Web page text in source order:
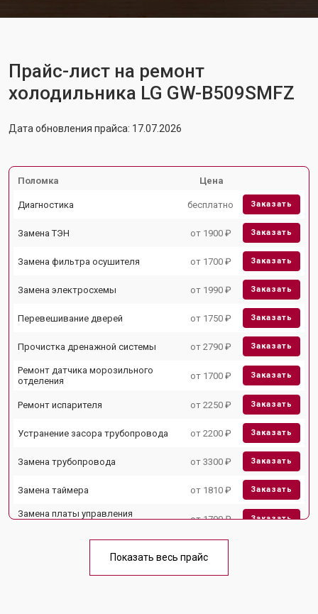
Прайс-лист на ремонт
холодильника LG GW-B509SMFZ
Дата обновления прайса: 17.07.2026
Поломка Цена
Диагностика бесплатно Заказать
Замена ТЭН от 1900 ₽ Заказать
Замена фильтра осушителя от 1700 ₽ Заказать
Замена электросхемы от 1990 ₽ Заказать
Перевешивание дверей от 1750 ₽ Заказать
Прочистка дренажной системы от 2790 ₽ Заказать
Ремонт датчика морозильного
отделения
от 1700 ₽ Заказать
Ремонт испарителя от 2250 ₽ Заказать
Устранение засора трубопровода от 2200 ₽ Заказать
Замена трубопровода от 3300 ₽ Заказать
Замена таймера от 1810 ₽ Заказать
Замена платы управления
от 1700 ₽ Заказать
Ремонт/замена датчика
Замена термостата от 1700 ₽
Показать весь прайс